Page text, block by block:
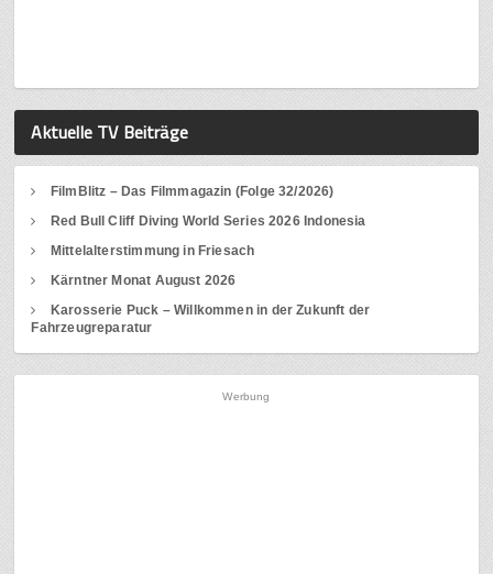
Aktuelle TV Beiträge
FilmBlitz – Das Filmmagazin (Folge 32/2026)
Red Bull Cliff Diving World Series 2026 Indonesia
Mittelalterstimmung in Friesach
Kärntner Monat August 2026
Karosserie Puck – Willkommen in der Zukunft der
Fahrzeugreparatur
Werbung